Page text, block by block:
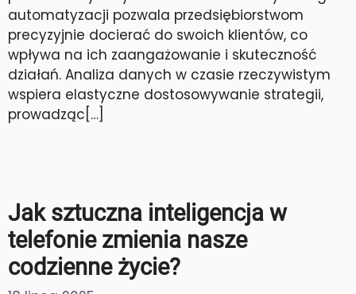
automatyzacji pozwala przedsiębiorstwom
precyzyjnie docierać do swoich klientów, co
wpływa na ich zaangażowanie i skuteczność
działań. Analiza danych w czasie rzeczywistym
wspiera elastyczne dostosowywanie strategii,
prowadząc[…]
Jak sztuczna inteligencja w
telefonie zmienia nasze
codzienne życie?